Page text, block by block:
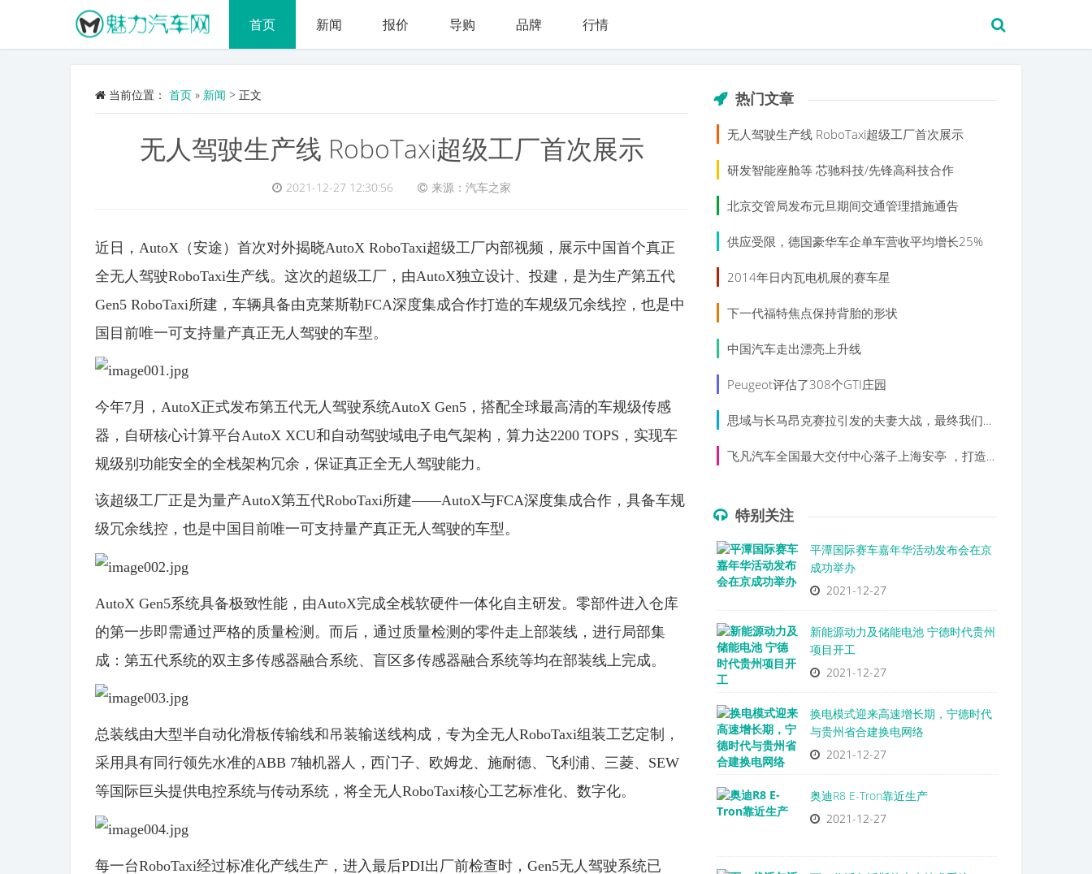
首页 新闻 报价 导购 品牌 行情
当前位置： 首页 » 新闻 > 正文
无人驾驶生产线 RoboTaxi超级工厂首次展示
2021-12-27 12:30:56 来源：汽车之家
近日，AutoX（安途）首次对外揭晓AutoX RoboTaxi超级工厂内部视频，展示中国首个真正
全无人驾驶RoboTaxi生产线。这次的超级工厂，由AutoX独立设计、投建，是为生产第五代
Gen5 RoboTaxi所建，车辆具备由克莱斯勒FCA深度集成合作打造的车规级冗余线控，也是中
国目前唯一可支持量产真正无人驾驶的车型。
今年7月，AutoX正式发布第五代无人驾驶系统AutoX Gen5，搭配全球最高清的车规级传感
器，自研核心计算平台AutoX XCU和自动驾驶域电子电气架构，算力达2200 TOPS，实现车
规级别功能安全的全栈架构冗余，保证真正全无人驾驶能力。
该超级工厂正是为量产AutoX第五代RoboTaxi所建——AutoX与FCA深度集成合作，具备车规
级冗余线控，也是中国目前唯一可支持量产真正无人驾驶的车型。
AutoX Gen5系统具备极致性能，由AutoX完成全栈软硬件一体化自主研发。零部件进入仓库
的第一步即需通过严格的质量检测。而后，通过质量检测的零件走上部装线，进行局部集
成：第五代系统的双主多传感器融合系统、盲区多传感器融合系统等均在部装线上完成。
总装线由大型半自动化滑板传输线和吊装输送线构成，专为全无人RoboTaxi组装工艺定制，
采用具有同行领先水准的ABB 7轴机器人，西门子、欧姆龙、施耐德、飞利浦、三菱、SEW
等国际巨头提供电控系统与传动系统，将全无人RoboTaxi核心工艺标准化、数字化。
每一台RoboTaxi经过标准化产线生产，进入最后PDI出厂前检查时，Gen5无人驾驶系统已
热门文章
无人驾驶生产线 RoboTaxi超级工厂首次展示
研发智能座舱等 芯驰科技/先锋高科技合作
北京交管局发布元旦期间交通管理措施通告
供应受限，德国豪华车企单车营收平均增长25%
2014年日内瓦电机展的赛车星
下一代福特焦点保持背胎的形状
中国汽车走出漂亮上升线
Peugeot评估了308个GTI庄园
思域与长马昂克赛拉引发的夫妻大战，最终我们选择了它
飞凡汽车全国最大交付中心落子上海安亭 ，打造“非凡服务”的新标杆
特别关注
平潭国际赛车嘉年华活动发布会在京
成功举办
2021-12-27
新能源动力及储能电池 宁德时代贵州
项目开工
2021-12-27
换电模式迎来高速增长期，宁德时代
与贵州省合建换电网络
2021-12-27
奥迪R8 E-Tron靠近生产
2021-12-27